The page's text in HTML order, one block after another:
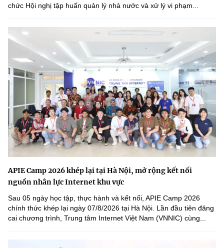
chức Hội nghị tập huấn quản lý nhà nước và xử lý vi phạm...
APIE Camp 2026 khép lại tại Hà Nội, mở rộng kết nối
nguồn nhân lực Internet khu vực
Sau 05 ngày học tập, thực hành và kết nối, APIE Camp 2026
chính thức khép lại ngày 07/8/2026 tại Hà Nội. Lần đầu tiên đăng
cai chương trình, Trung tâm Internet Việt Nam (VNNIC) cùng...